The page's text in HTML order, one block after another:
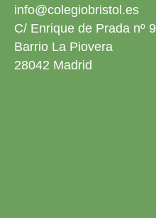
info@colegiobristol.es
C/ Enrique de Prada nº 9
Barrio La Piovera
28042 Madrid